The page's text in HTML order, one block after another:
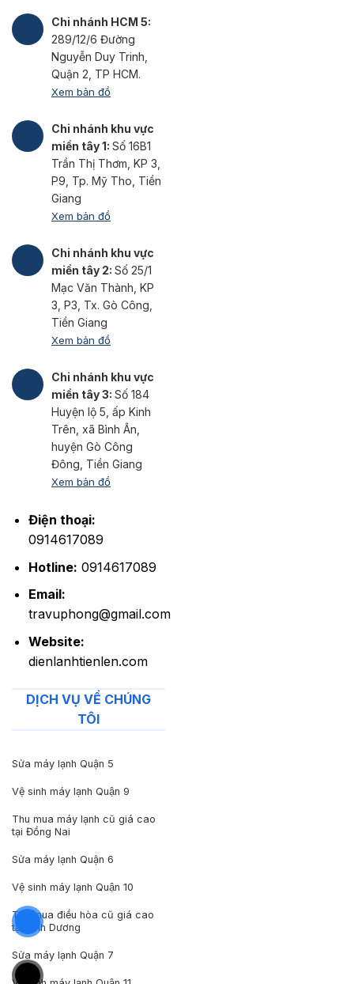
Chi nhánh HCM 5:
289/12/6 Đường
Nguyễn Duy Trinh,
Quận 2, TP HCM.
Xem bản đồ
Chi nhánh khu vực
miền tây 1: Số 16B1
Trần Thị Thơm, KP 3,
P9, Tp. Mỹ Tho, Tiền
Giang
Xem bản đồ
Chi nhánh khu vực
miền tây 2: Số 25/1
Mạc Văn Thành, KP
3, P3, Tx. Gò Công,
Tiền Giang
Xem bản đồ
Chi nhánh khu vực
miền tây 3: Số 184
Huyện lộ 5, ấp Kinh
Trên, xã Bình Ân,
huyện Gò Công
Đông, Tiền Giang
Xem bản đồ
Điện thoại:
0914617089
Hotline: 0914617089
Email:
travuphong@gmail.com
Website:
dienlanhtienlen.com
DỊCH VỤ VỀ CHÚNG
TÔI
Sửa máy lạnh Quận 5
Vệ sinh máy lạnh Quận 9
Thu mua máy lạnh cũ giá cao
tại Đồng Nai
Sửa máy lạnh Quận 6
Vệ sinh máy lạnh Quận 10
Thu mua điều hòa cũ giá cao
tại Bình Dương
Sửa máy lạnh Quận 7